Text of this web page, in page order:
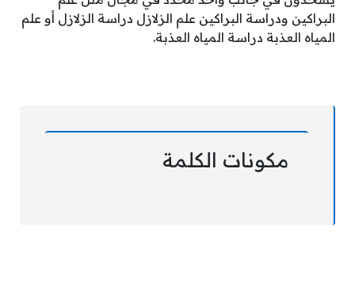
البراكين ودراسة البراكين علم الزلازل دراسة الزلازل أو علم
المياه العذبة دراسة المياه العذبة.
مكونات الكلمة